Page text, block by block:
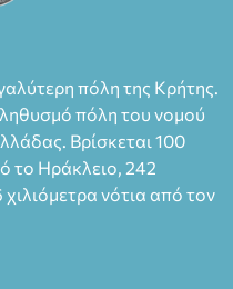
πόλη της Κρήτης.
πόλη του νομού
Βρίσκεται 100
το Ηράκλειο, 242
νότια από τον